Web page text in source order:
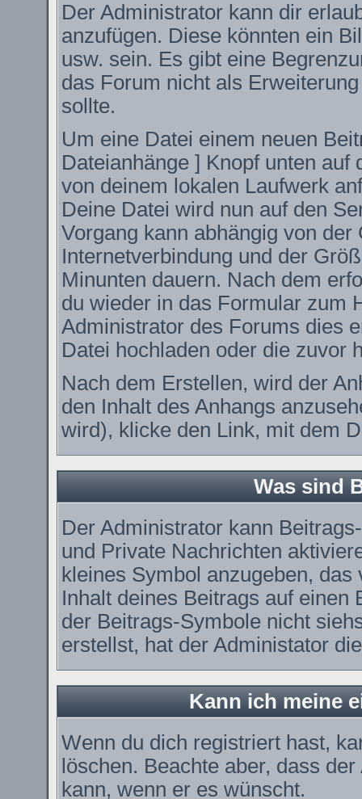
Der Administrator kann dir
anzufügen. Diese könnten ein
usw. sein. Es gibt eine
das Forum nicht als
sollte.
Um eine Datei einem neuen
Dateianhänge ] Knopf unten
von deinem lokalen Laufwerk
Deine Datei wird nun auf den
Vorgang kann abhängig von
Internetverbindung und der
Minunten dauern. Nach dem
du wieder in das Formular zum
Administrator des Forums dies
Datei hochladen oder die zuvor
Nach dem Erstellen, wird der
den Inhalt des Anhangs
wird), klicke den Link, mit dem
Was sind
Der Administrator kann
und Private Nachrichten
kleines Symbol anzugeben,
Inhalt deines Beitrags auf
der Beitrags-Symbole nicht
erstellst, hat der Administator
Kann ich meine
Wenn du dich registriert hast,
löschen. Beachte aber, dass
kann, wenn er es wünscht.